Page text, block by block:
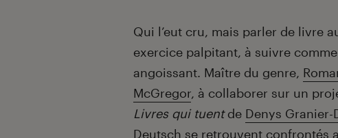
Qui l’eut cru, mais parler de livre
exercice palpitant, à suivre
angoissant. Maître du genre,
McGregor, à collaborer sur un
Livres qui tuentde Denys Granier-
Deutsch se retrouvent confrontés